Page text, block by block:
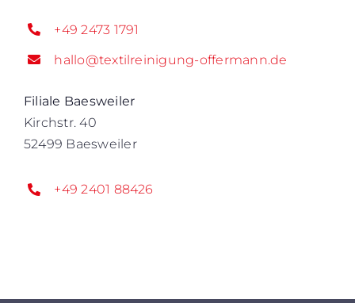
+49 2473 1791
hallo@textilreinigung-offermann.de
Filiale Baesweiler
Kirchstr. 40
52499 Baesweiler
+49 2401 88426